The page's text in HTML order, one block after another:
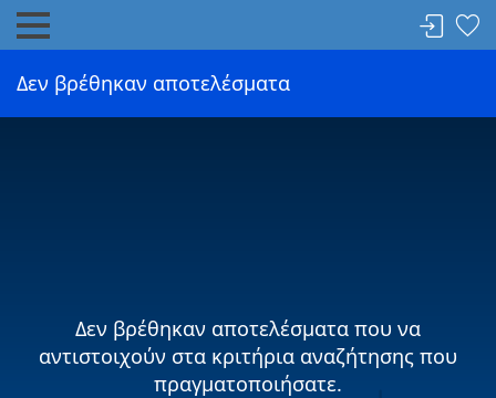
Δεν βρέθηκαν αποτελέσματα
Δεν βρέθηκαν αποτελέσματα που να
αντιστοιχούν στα κριτήρια αναζήτησης που
πραγματοποιήσατε.